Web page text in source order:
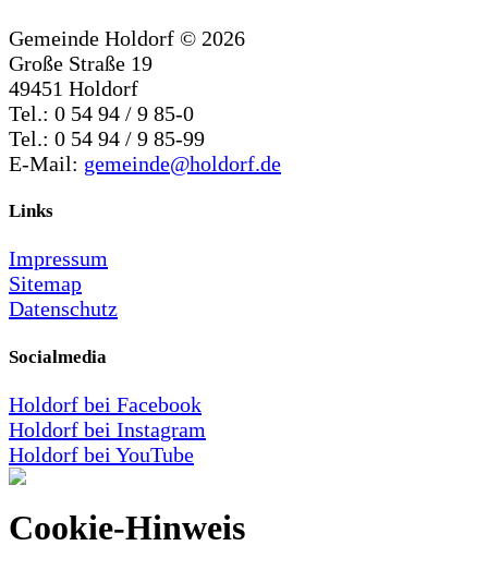
Gemeinde Holdorf © 2026
Große Straße 19
49451 Holdorf
Tel.: 0 54 94 / 9 85-0
Tel.: 0 54 94 / 9 85-99
E-Mail: gemeinde@holdorf.de
Links
Impressum
Sitemap
Datenschutz
Socialmedia
Holdorf bei Facebook
Holdorf bei Instagram
Holdorf bei YouTube
Cookie-Hinweis